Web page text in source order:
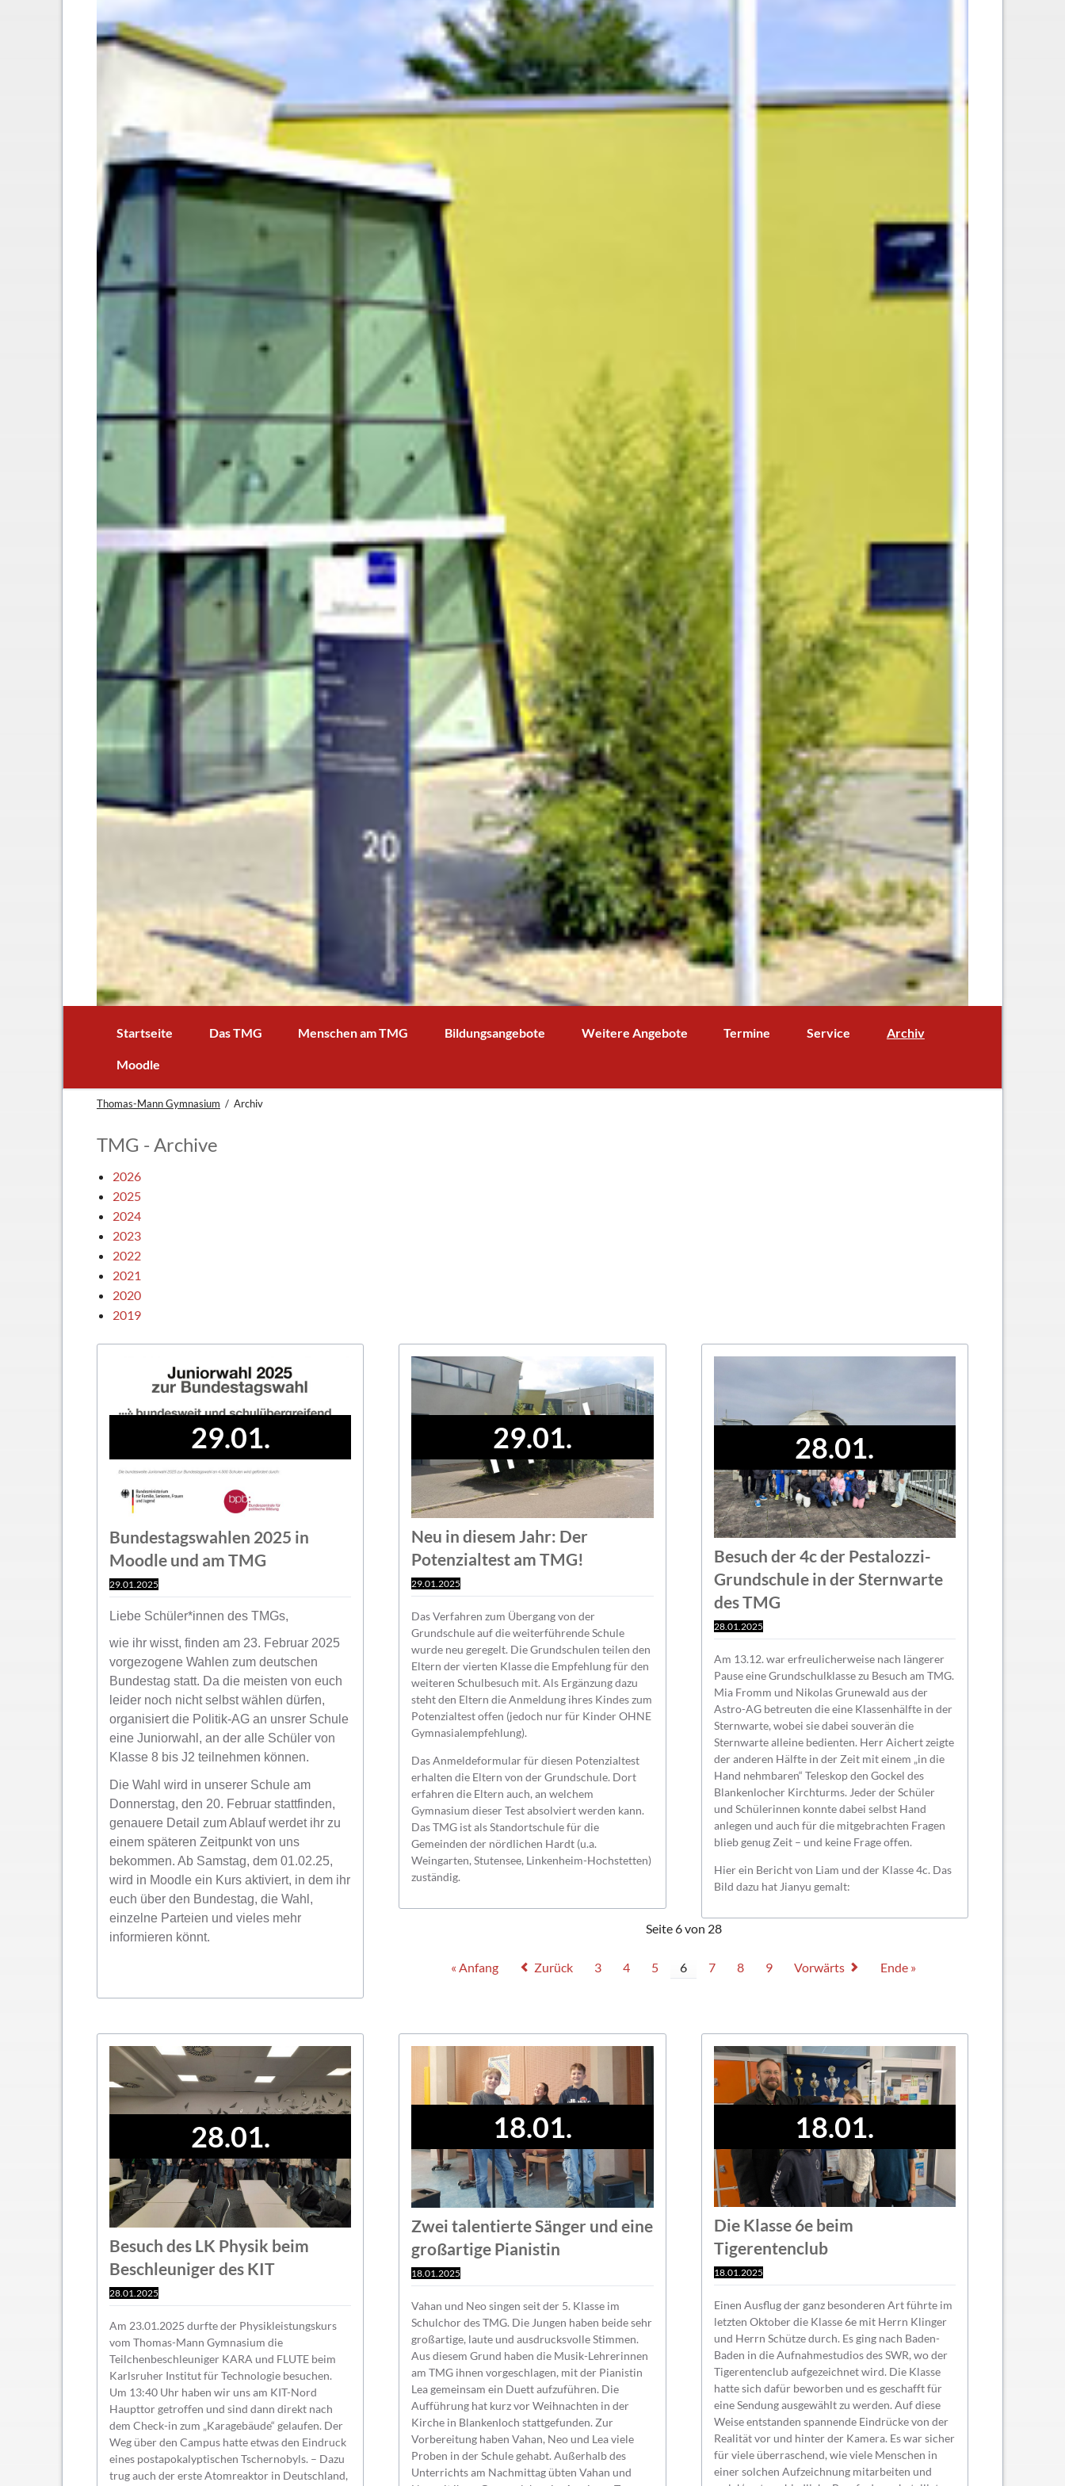
Startseite Das TMG
TMG - Flyer
Menschen am TMG Bildungsangebote Weitere Angebote
Sternwarte
TMG - Shop
Termine Service Archiv
Moodle
Thomas-Mann Gymnasium Archiv
TMG - Archive
2026
2025
2024
2023
2022
2021
2020
2019
29.01.
Bundestagswahlen 2025 in
Moodle und am TMG
29.01.2025
Liebe Schüler*innen des TMGs,
wie ihr wisst, finden am 23. Februar 2025
vorgezogene Wahlen zum deutschen
Bundestag statt. Da die meisten von euch
leider noch nicht selbst wählen dürfen,
organisiert die Politik-AG an unsrer Schule
eine Juniorwahl, an der alle Schüler von
Klasse 8 bis J2 teilnehmen können.
Die Wahl wird in unserer Schule am
Donnerstag, den 20. Februar stattfinden,
genauere Detail zum Ablauf werdet ihr zu
einem späteren Zeitpunkt von uns
bekommen. Ab Samstag, dem 01.02.25,
wird in Moodle ein Kurs aktiviert, in dem ihr
euch über den Bundestag, die Wahl,
einzelne Parteien und vieles mehr
informieren könnt.
29.01.
Neu in diesem Jahr: Der
Potenzialtest am TMG!
29.01.2025
Das Verfahren zum Übergang von der
Grundschule auf die weiterführende Schule
wurde neu geregelt. Die Grundschulen teilen den
Eltern der vierten Klasse die Empfehlung für den
weiteren Schulbesuch mit. Als Ergänzung dazu
steht den Eltern die Anmeldung ihres Kindes zum
Potenzialtest offen (jedoch nur für Kinder OHNE
Gymnasialempfehlung).
Das Anmeldeformular für diesen Potenzialtest
erhalten die Eltern von der Grundschule. Dort
erfahren die Eltern auch, an welchem
Gymnasium dieser Test absolviert werden kann.
Das TMG ist als Standortschule für die
Gemeinden der nördlichen Hardt (u.a.
Weingarten, Stutensee, Linkenheim-Hochstetten)
zuständig.
28.01.
Besuch der 4c der Pestalozzi-
Grundschule in der Sternwarte
des TMG
28.01.2025
Am 13.12. war erfreulicherweise nach längerer
Pause eine Grundschulklasse zu Besuch am TMG.
Mia Fromm und Nikolas Grunewald aus der
Astro-AG betreuten die eine Klassenhälfte in der
Sternwarte, wobei sie dabei souverän die
Sternwarte alleine bedienten. Herr Aichert zeigte
der anderen Hälfte in der Zeit mit einem „in die
Hand nehmbaren“ Teleskop den Gockel des
Blankenlocher Kirchturms. Jeder der Schüler
und Schülerinnen konnte dabei selbst Hand
anlegen und auch für die mitgebrachten Fragen
blieb genug Zeit – und keine Frage offen.
Hier ein Bericht von Liam und der Klasse 4c. Das
Bild dazu hat Jianyu gemalt:
28.01.
Besuch des LK Physik beim
Beschleuniger des KIT
28.01.2025
Am 23.01.2025 durfte der Physikleistungskurs
vom Thomas-Mann Gymnasium die
Teilchenbeschleuniger KARA und FLUTE beim
Karlsruher Institut für Technologie besuchen.
Um 13:40 Uhr haben wir uns am KIT-Nord
Haupttor getroffen und sind dann direkt nach
dem Check-in zum „Karagebäude“ gelaufen. Der
Weg über den Campus hatte etwas den Eindruck
eines postapokalyptischen Tschernobyls. – Dazu
trug auch der erste Atomreaktor in Deutschland,
18.01.
Zwei talentierte Sänger und eine
großartige Pianistin
18.01.2025
Vahan und Neo singen seit der 5. Klasse im
Schulchor des TMG. Die Jungen haben beide sehr
großartige, laute und ausdrucksvolle Stimmen.
Aus diesem Grund haben die Musik-Lehrerinnen
am TMG ihnen vorgeschlagen, mit der Pianistin
Lea gemeinsam ein Duett aufzuführen. Die
Aufführung hat kurz vor Weihnachten in der
Kirche in Blankenloch stattgefunden. Zur
Vorbereitung haben Vahan, Neo und Lea viele
Proben in der Schule gehabt. Außerhalb des
Unterrichts am Nachmittag übten Vahan und
18.01.
Die Klasse 6e beim
Tigerentenclub
18.01.2025
Einen Ausflug der ganz besonderen Art führte im
letzten Oktober die Klasse 6e mit Herrn Klinger
und Herrn Schütze durch. Es ging nach Baden-
Baden in die Aufnahmestudios des SWR, wo der
Tigerentenclub aufgezeichnet wird. Die Klasse
hatte sich dafür beworben und es geschafft für
eine Sendung ausgewählt zu werden. Auf diese
Weise entstanden spannende Eindrücke von der
Realität vor und hinter der Kamera. Es war sicher
für viele überraschend, wie viele Menschen in
einer solchen Aufzeichnung mitarbeiten und
Seite 6 von 28
« Anfang Zurück 3 4 5 6 7 8 9 Vorwärts Ende »